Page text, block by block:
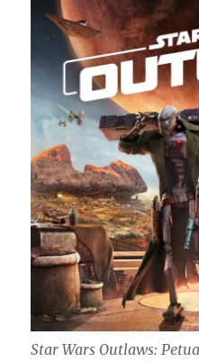
Star Wars Outlaws: